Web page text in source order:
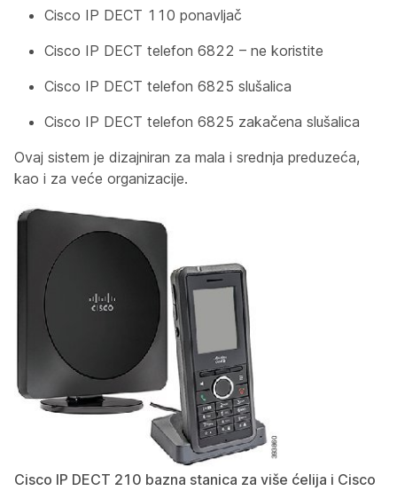
Cisco IP DECT 110 ponavljač
Cisco IP DECT telefon 6822 – ne koristite
Cisco IP DECT telefon 6825 slušalica
Cisco IP DECT telefon 6825 zakačena slušalica
Ovaj sistem je dizajniran za mala i srednja preduzeća,
kao i za veće organizacije.
Cisco IP DECT 210 bazna stanica za više ćelija i Cisco